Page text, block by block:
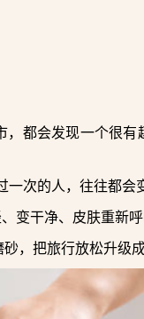
，都会发现一个很
次的人，往往都会
变干净、皮肤重新呼
，把旅行放松升级成